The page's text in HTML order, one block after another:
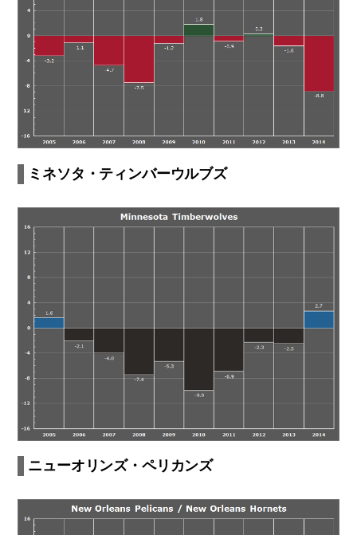
ミネソタ・ティンバーウルブズ
ニューオリンズ・ペリカンズ